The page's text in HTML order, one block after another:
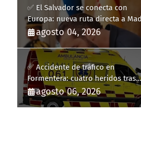
✅ El Salvador se conecta con
Europa: nueva ruta directa a
agosto 04, 2026
✅ Accidente de tráfico en
Formentera: cuatro heridos tras
volcar un turismo en la PM-820-2
agosto 06, 2026